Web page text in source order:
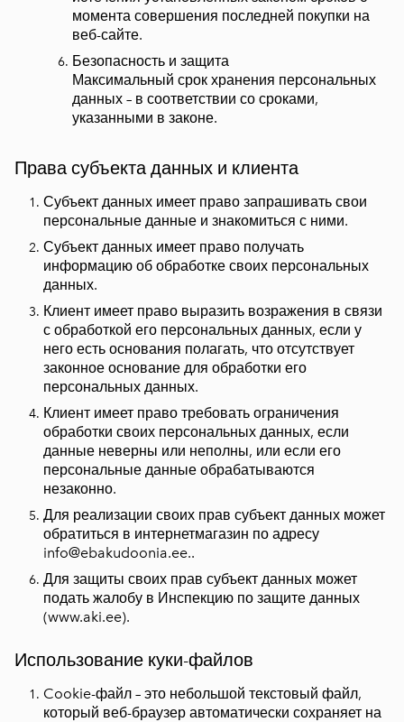
момента совершения последней покупки на
веб-сайте.
Безопасность и защита
Максимальный срок хранения персональных
данных – в соответствии со сроками,
указанными в законе.
Права субъекта данных и клиента
Субъект данных имеет право запрашивать свои
персональные данные и знакомиться с ними.
Субъект данных имеет право получать
информацию об обработке своих персональных
данных.
Клиент имеет право выразить возражения в связи
с обработкой его персональных данных, если у
него есть основания полагать, что отсутствует
законное основание для обработки его
персональных данных.
Клиент имеет право требовать ограничения
обработки своих персональных данных, если
данные неверны или неполны, или если его
персональные данные обрабатываются
незаконно.
Для реализации своих прав субъект данных может
обратиться в интернетмагазин по адресу
info@ebakudoonia.ee..
Для защиты своих прав субъект данных может
подать жалобу в Инспекцию по защите данных
(www.aki.ee).
Использование куки-файлов
Cookie-файл – это небольшой текстовый файл,
который веб-браузер автоматически сохраняет на